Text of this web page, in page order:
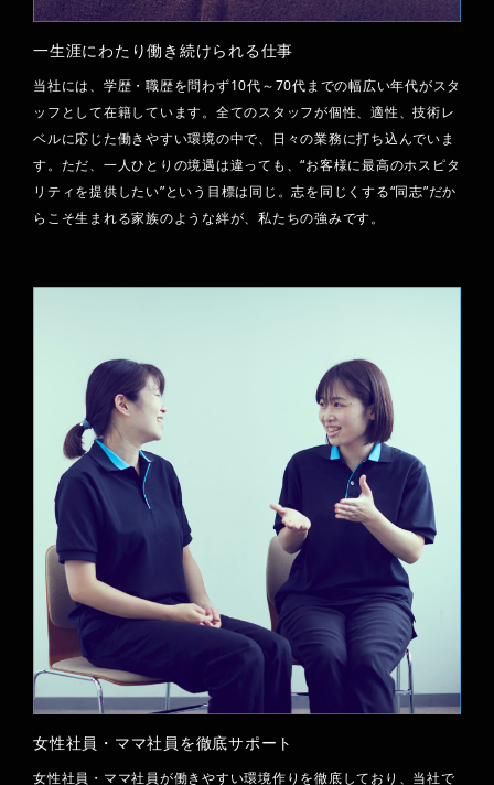
ENTRY
一生涯にわたり働き続けられる仕事
当社には、学歴・職歴を問わず10代～70代までの幅広い年代がスタ
ッフとして在籍しています。全てのスタッフが個性、適性、技術レ
ベルに応じた働きやすい環境の中で、日々の業務に打ち込んでいま
す。ただ、一人ひとりの境遇は違っても、“お客様に最高のホスピタ
リティを提供したい”という目標は同じ。志を同じくする“同志”だか
らこそ生まれる家族のような絆が、私たちの強みです。
女性社員・ママ社員を徹底サポート
女性社員・ママ社員が働きやすい環境作りを徹底しており、当社で